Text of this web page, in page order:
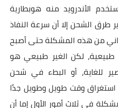
الأندرويد منه هوبطارية
طرق الشحن إلا أن سرعة النفاذ
من هذه المشكلة حتى أصبح
طبيعية، لكن الغير طبيعي هو
للغاية، أو البطء في شحن
استغراق وقت طويل وطويل جدًا
المشكلة في ثلاث أمور الأول إما أن